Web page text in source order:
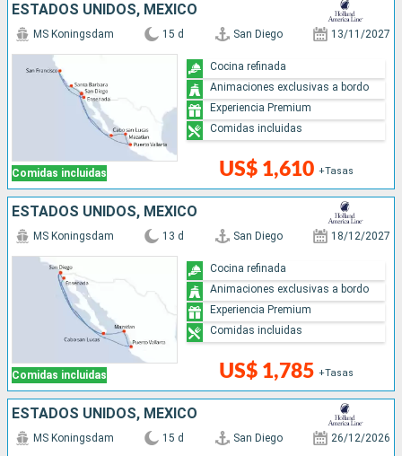
ESTADOS UNIDOS, MÉXICO
Comidas incluidas
MS Koningsdam 15 d San Diego 13/11/2027
US$ 1,610 +Tasas
Cocina refinada
Animaciones exclusivas a bordo
Experiencia Premium
Comidas incluidas
ESTADOS UNIDOS, MÉXICO
Comidas incluidas
MS Koningsdam 13 d San Diego 18/12/2027
US$ 1,785 +Tasas
Cocina refinada
Animaciones exclusivas a bordo
Experiencia Premium
Comidas incluidas
ESTADOS UNIDOS, MÉXICO
MS Koningsdam 15 d San Diego 26/12/2026